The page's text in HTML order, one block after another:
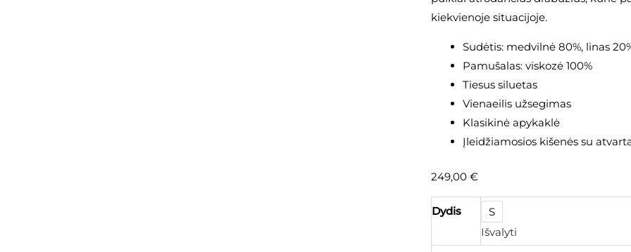
kiekvienoje situacijoje.
Sudėtis: medvilnė 80%, linas
Pamušalas: viskozė 100%
Tiesus siluetas
Vienaeilis užsegimas
Klasikinė apykaklė
Įleidžiamosios kišenės su
249,00€
Dydis
S
Išvalyti
"Elina"